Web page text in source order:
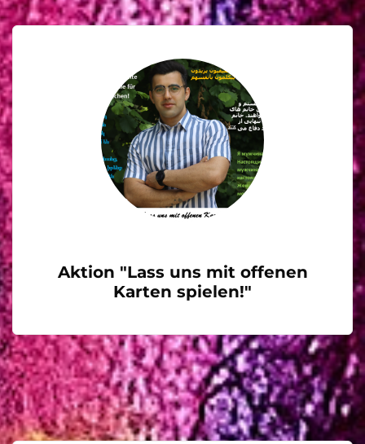
Aktion "Lass uns mit offenen
Karten spielen!"